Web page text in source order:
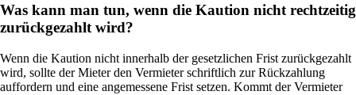
Was kann man tun, wenn die Kaution nicht rechtzeitig
zurückgezahlt wird?
Wenn die Kaution nicht innerhalb der gesetzlichen Frist zurückgezahlt
wird, sollte der Mieter den Vermieter schriftlich zur Rückzahlung
auffordern und eine angemessene Frist setzen. Kommt der Vermieter